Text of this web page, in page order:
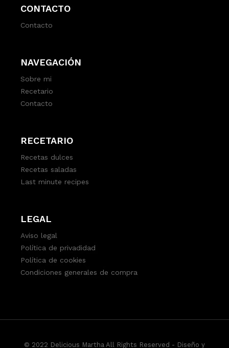
CONTACTO
Contacto
NAVEGACIÓN
Sobre mi
Recetario
Contacto
RECETARIO
Recetas dulces
Recetas saladas
Last minute recipes
LEGAL
Aviso legal
Política de privadidad
Política de cookies
Condiciones generales de compra
© 2022 Delicious Martha All Rights Reserved - Diseño y